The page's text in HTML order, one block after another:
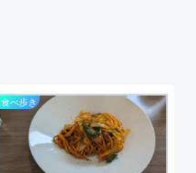
食べ歩き